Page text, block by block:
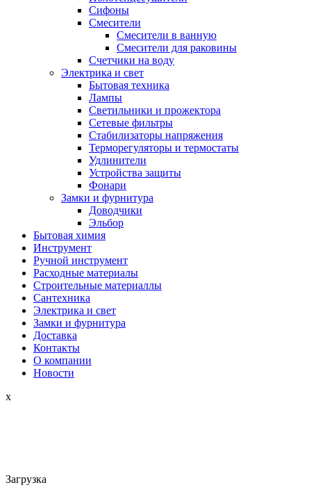
Сифоны
Смесители
Смесители в ванную
Смесители для раковины
Счетчики на воду
Электрика и свет
Бытовая техника
Лампы
Светильники и прожектора
Сетевые фильтры
Стабилизаторы напряжения
Терморегуляторы и термостаты
Удлинители
Устройства защиты
Фонари
Замки и фурнитура
Доводчики
Эльбор
Бытовая химия
Инструмент
Ручной инструмент
Расходные материалы
Строительные материаллы
Сантехника
Электрика и свет
Замки и фурнитура
Доставка
Контакты
О компании
Новости
x
Загрузка